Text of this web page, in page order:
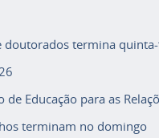
doutorados termina
Educação para as
terminam no domingo